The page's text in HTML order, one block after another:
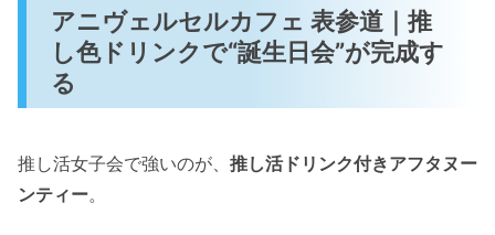
アニヴェルセルカフェ 表参道｜推
し色ドリンクで“誕生日会”が完成す
る
推し活女子会で強いのが、 推し活ドリンク付きアフタヌー
ンティー。